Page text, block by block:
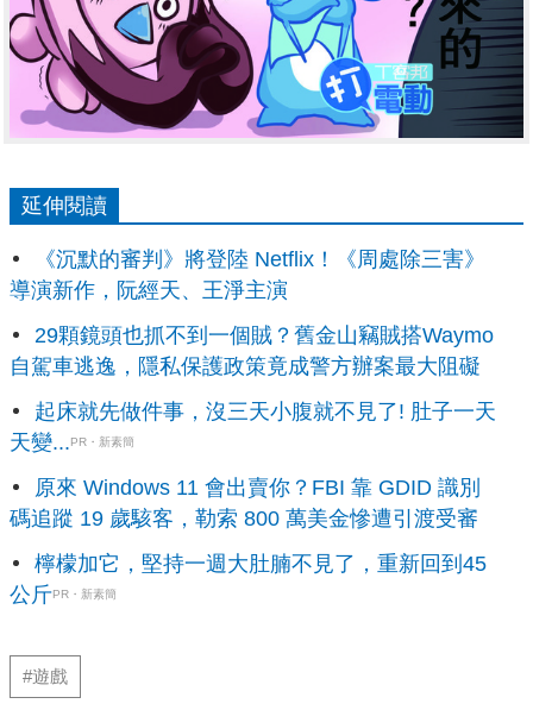
延伸閱讀
《沉默的審判》將登陸 Netflix！《周處除三害》
導演新作，阮經天、王淨主演
29顆鏡頭也抓不到一個賊？舊金山竊賊搭Waymo
自駕車逃逸，隱私保護政策竟成警方辦案最大阻礙
起床就先做件事，沒三天小腹就不見了! 肚子一天
天變...PR・新素簡
原來 Windows 11 會出賣你？FBI 靠 GDID 識別
碼追蹤 19 歲駭客，勒索 800 萬美金慘遭引渡受審
檸檬加它，堅持一週大肚腩不見了，重新回到45
公斤PR・新素簡
#遊戲